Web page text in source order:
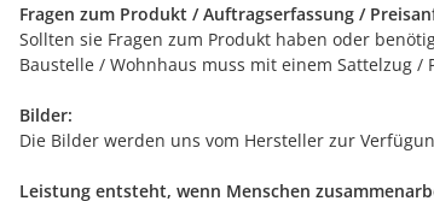
Fragen zum Produkt / Auftragserfassung /
Sollten sie Fragen zum Produkt haben oder
Baustelle / Wohnhaus muss mit einem Sattelzug /
Bilder:
Die Bilder werden uns vom Hersteller zur
Leistung entsteht, wenn Menschen